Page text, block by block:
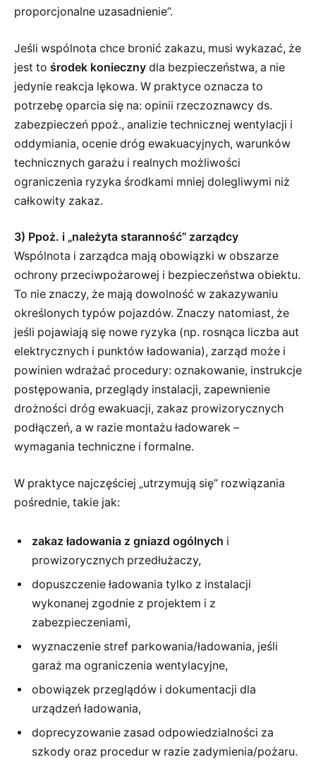
proporcjonalne uzasadnienie”.
Jeśli wspólnota chce bronić zakazu, musi wykazać, że
jest to środek konieczny dla bezpieczeństwa, a nie
jedynie reakcja lękowa. W praktyce oznacza to
potrzebę oparcia się na: opinii rzeczoznawcy ds.
zabezpieczeń ppoż., analizie technicznej wentylacji i
oddymiania, ocenie dróg ewakuacyjnych, warunków
technicznych garażu i realnych możliwości
ograniczenia ryzyka środkami mniej dolegliwymi niż
całkowity zakaz.
3) Ppoż. i „należyta staranność” zarządcy
Wspólnota i zarządca mają obowiązki w obszarze
ochrony przeciwpożarowej i bezpieczeństwa obiektu.
To nie znaczy, że mają dowolność w zakazywaniu
określonych typów pojazdów. Znaczy natomiast, że
jeśli pojawiają się nowe ryzyka (np. rosnąca liczba aut
elektrycznych i punktów ładowania), zarząd może i
powinien wdrażać procedury: oznakowanie, instrukcje
postępowania, przeglądy instalacji, zapewnienie
drożności dróg ewakuacji, zakaz prowizorycznych
podłączeń, a w razie montażu ładowarek –
wymagania techniczne i formalne.
W praktyce najczęściej „utrzymują się” rozwiązania
pośrednie, takie jak:
zakaz ładowania z gniazd ogólnych i
prowizorycznych przedłużaczy,
dopuszczenie ładowania tylko z instalacji
wykonanej zgodnie z projektem i z
zabezpieczeniami,
wyznaczenie stref parkowania/ładowania, jeśli
garaż ma ograniczenia wentylacyjne,
obowiązek przeglądów i dokumentacji dla
urządzeń ładowania,
doprecyzowanie zasad odpowiedzialności za
szkody oraz procedur w razie zadymienia/pożaru.